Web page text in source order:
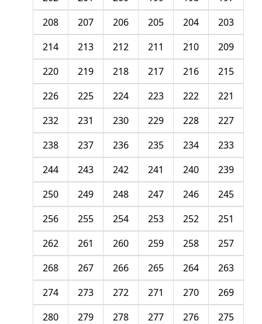
203
204
205
206
207
208
209
210
211
212
213
214
215
216
217
218
219
220
221
222
223
224
225
226
227
228
229
230
231
232
233
234
235
236
237
238
239
240
241
242
243
244
245
246
247
248
249
250
251
252
253
254
255
256
257
258
259
260
261
262
263
264
265
266
267
268
269
270
271
272
273
274
275
276
277
278
279
280